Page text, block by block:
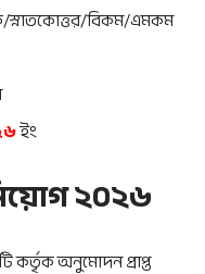
স্নাতকোত্তর/বিকম/এমকম
ইং
২০২৬
কর্তৃক অনুমোদন প্রাপ্ত